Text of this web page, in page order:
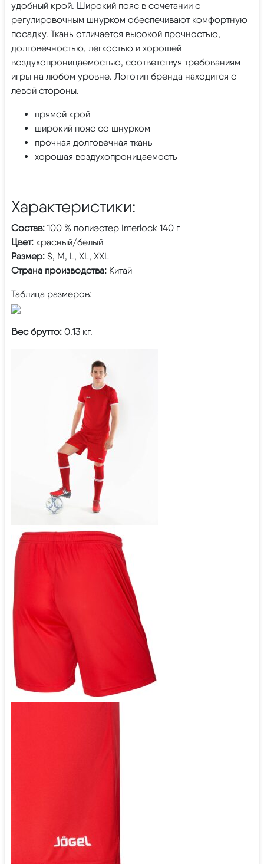
удобный крой. Широкий пояс в сочетании с
регулировочным шнурком обеспечивают комфортную
посадку. Ткань отличается высокой прочностью,
долговечностью, легкостью и хорошей
воздухопроницаемостью, соответствуя требованиям
игры на любом уровне. Логотип бренда находится с
левой стороны.
прямой крой
широкий пояс со шнурком
прочная долговечная ткань
хорошая воздухопроницаемость
Характеристики:
Состав: 100 % полиэстер Interlock 140 г
Цвет: красный/белый
Размер: S, M, L, XL, XXL
Страна производства: Китай
Таблица размеров:
Вес брутто: 0.13 кг.